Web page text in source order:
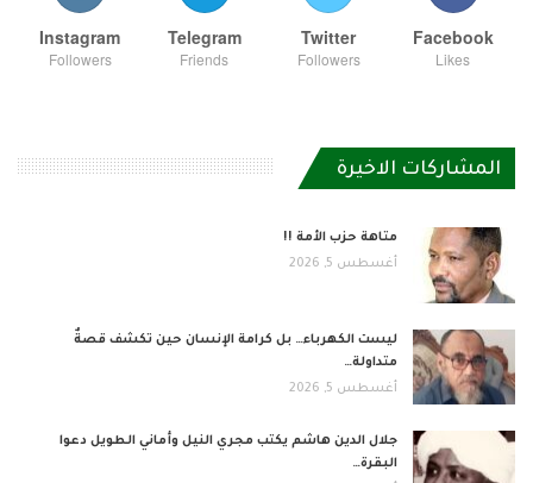
Facebook
Likes
Twitter
Followers
Telegram
Friends
Instagram
Followers
المشاركات الاخيرة
متاهة حزب الأمة !!
أغسطس 5, 2026
ليست الكهرباء… بل كرامة الإنسان حين تكشف قصةٌ
متداولة…
أغسطس 5, 2026
جلال الدين هاشم يكتب مجري النيل وأماني الطويل دعوا
البقرة…